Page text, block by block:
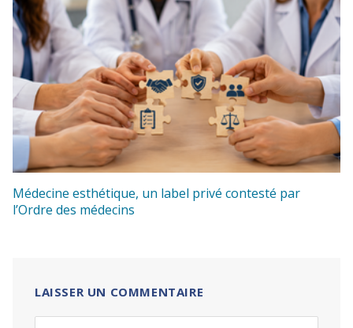
Médecine esthétique, un label privé contesté par
l’Ordre des médecins
LAISSER UN COMMENTAIRE